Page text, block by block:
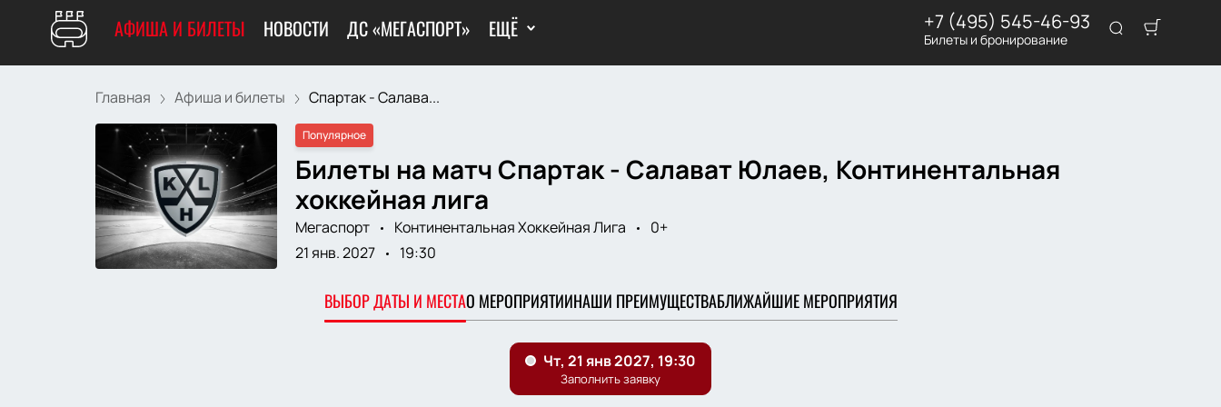
АФИША И БИЛЕТЫ НОВОСТИ ДС «МЕГАСПОРТ» ЕЩЁ +7 (495) 545-46-93
Билеты и бронирование
Главная Афиша и билеты Спартак - Салава...
Популярное
Билеты на матч Спартак - Салават Юлаев, Континентальная
хоккейная лига
Мегаспорт Континентальная Хоккейная Лига
0+
21 янв. 2027
19:30
ВЫБОР ДАТЫ И МЕСТАО МЕРОПРИЯТИИНАШИ ПРЕИМУЩЕСТВАБЛИЖАЙШИЕ МЕРОПРИЯТИЯ